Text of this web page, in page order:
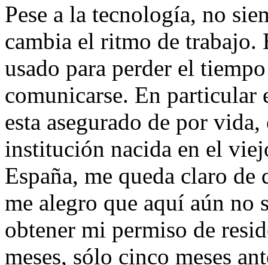
Pese a la tecnología, no
cambia el ritmo de trabajo.
usado para perder el
comunicarse. En particular
esta asegurado de por
institución nacida en el
España, me queda claro
me alegro que aquí aún no
obtener mi permiso de
meses, sólo cinco meses